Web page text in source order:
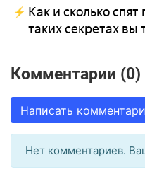
Как и сколько
таких секретах вы
Комментарии (0)
Написать
Нет комментариев.